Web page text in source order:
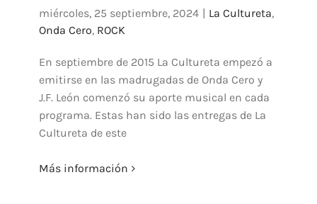
miércoles, 25 septiembre, 2024 La Cultureta,
Onda Cero, ROCK
En septiembre de 2015 La Cultureta empezó a
emitirse en las madrugadas de Onda Cero y
J.F. León comenzó su aporte musical en cada
programa. Estas han sido las entregas de La
Cultureta de este
Más información